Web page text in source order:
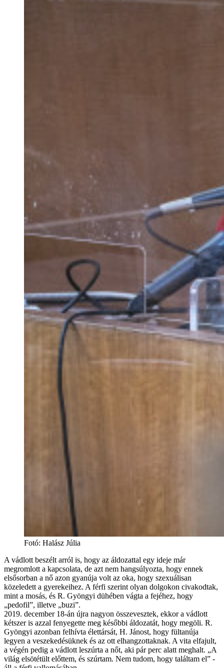
Fotó: Halász Júlia
A vádlott beszélt arról is, hogy az áldozattal egy ideje már
megromlott a kapcsolata, de azt nem hangsúlyozta, hogy ennek
elsősorban a nő azon gyanúja volt az oka, hogy szexuálisan
közeledett a gyerekeihez. A férfi szerint olyan dolgokon civakodtak,
mint a mosás, és R. Gyöngyi dühében vágta a fejéhez, hogy
„pedofil”, illetve „buzi”.
2019. december 18-án újra nagyon összevesztek, ekkor a vádlott
kétszer is azzal fenyegette meg későbbi áldozatát, hogy megöli. R.
Gyöngyi azonban felhívta élettársát, H. Jánost, hogy fültanúja
legyen a veszekedésüknek és az ott elhangzottaknak. A vita elfajult,
a végén pedig a vádlott leszúrta a nőt, aki pár perc alatt meghalt. „A
világ elsötétült előttem, és szúrtam. Nem tudom, hogy találtam el” -